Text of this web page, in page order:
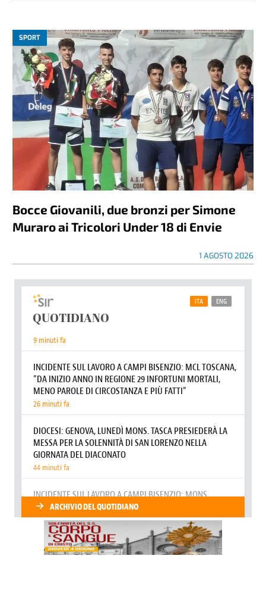
SPORT
Bocce Giovanili, due bronzi per Simone
Muraro ai Tricolori Under 18 di Envie
1 AGOSTO 2026